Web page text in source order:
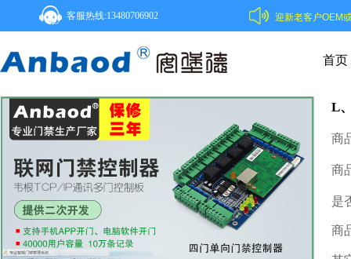
首页
L
门
商
商
是
商
客服热线:13480706902
成立至今已为全球安防行业提供超过3000万台门禁设备！欢迎新老客户OEM或